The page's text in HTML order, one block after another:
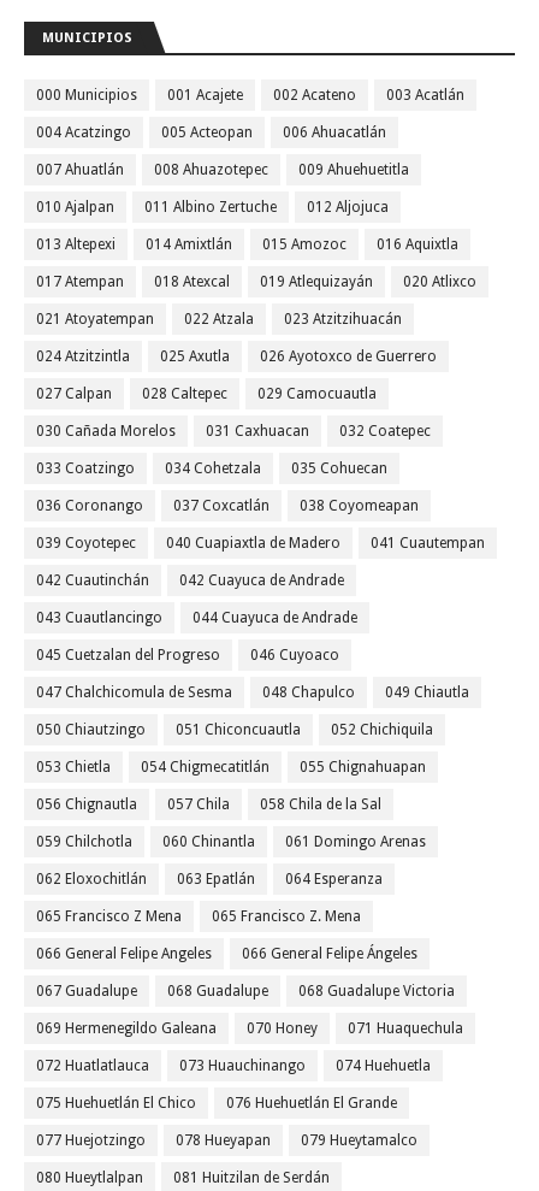
MUNICIPIOS
000 Municipios 001 Acajete 002 Acateno 003 Acatlán
004 Acatzingo 005 Acteopan 006 Ahuacatlán
007 Ahuatlán 008 Ahuazotepec 009 Ahuehuetitla
010 Ajalpan 011 Albino Zertuche 012 Aljojuca
013 Altepexi 014 Amixtlán 015 Amozoc 016 Aquixtla
017 Atempan 018 Atexcal 019 Atlequizayán 020 Atlixco
021 Atoyatempan 022 Atzala 023 Atzitzihuacán
024 Atzitzintla 025 Axutla 026 Ayotoxco de Guerrero
027 Calpan 028 Caltepec 029 Camocuautla
030 Cañada Morelos 031 Caxhuacan 032 Coatepec
033 Coatzingo 034 Cohetzala 035 Cohuecan
036 Coronango 037 Coxcatlán 038 Coyomeapan
039 Coyotepec 040 Cuapiaxtla de Madero 041 Cuautempan
042 Cuautinchán 042 Cuayuca de Andrade
043 Cuautlancingo 044 Cuayuca de Andrade
045 Cuetzalan del Progreso 046 Cuyoaco
047 Chalchicomula de Sesma 048 Chapulco 049 Chiautla
050 Chiautzingo 051 Chiconcuautla 052 Chichiquila
053 Chietla 054 Chigmecatitlán 055 Chignahuapan
056 Chignautla 057 Chila 058 Chila de la Sal
059 Chilchotla 060 Chinantla 061 Domingo Arenas
062 Eloxochitlán 063 Epatlán 064 Esperanza
065 Francisco Z Mena 065 Francisco Z. Mena
066 General Felipe Angeles 066 General Felipe Ángeles
067 Guadalupe 068 Guadalupe 068 Guadalupe Victoria
069 Hermenegildo Galeana 070 Honey 071 Huaquechula
072 Huatlatlauca 073 Huauchinango 074 Huehuetla
075 Huehuetlán El Chico 076 Huehuetlán El Grande
077 Huejotzingo 078 Hueyapan 079 Hueytamalco
080 Hueytlalpan 081 Huitzilan de Serdán